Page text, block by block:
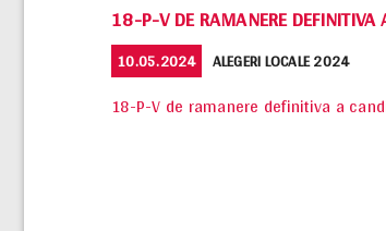
18-P-V DE RAMANERE DEFINITIVA
POSTED
ON
10.05.2024 CATEGORIES
ALEGERI LOCALE 2024
18-P-V de ramanere definitiva a